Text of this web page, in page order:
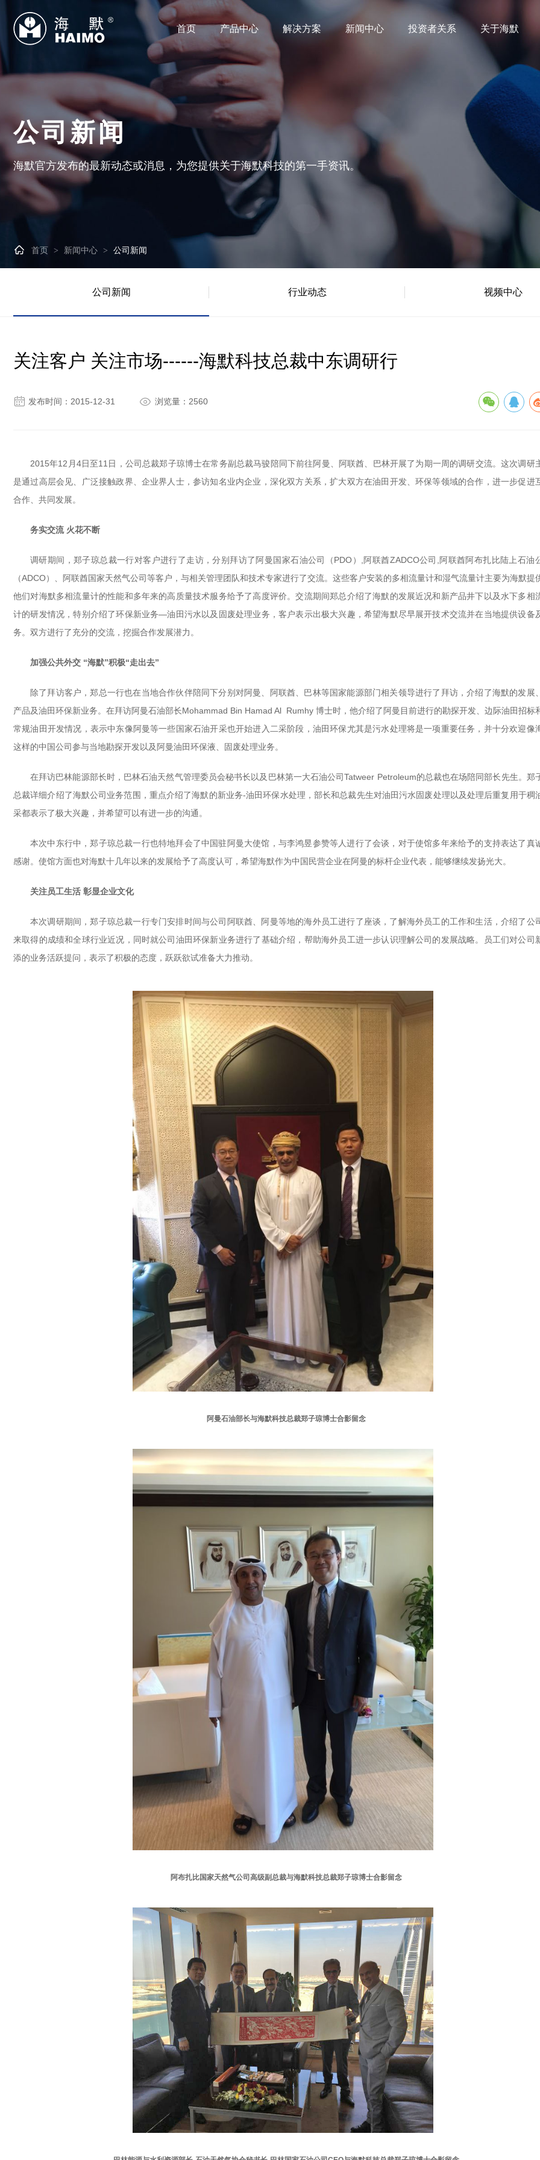
首页 产品中心 解决方案 新闻中心 投资者关系 关于海默
公司新闻
海默官方发布的最新动态或消息，为您提供关于海默科技的第一手资讯。
 首页 > 新闻中心 > 公司新闻
公司新闻 行业动态 视频中心
关注客户 关注市场------海默科技总裁中东调研行
 发布时间：2015-12-31  浏览量：2560
2015年12月4日至11日，公司总裁郑子琼博士在常务副总裁马骏陪同下前往阿曼、阿联酋、巴林开展了为期一周的调研交流。这次调研
是通过高层会见、广泛接触政界、企业界人士，参访知名业内企业，深化双方关系，扩大双方在油田开发、环保等领域的合作，进一步促进
合作、共同发展。
务实交流 火花不断
调研期间，郑子琼总裁一行对客户进行了走访，分别拜访了阿曼国家石油公司（PDO）,阿联酋ZADCO公司,阿联酋阿布扎比陆上石油
（ADCO）、阿联酋国家天然气公司等客户，与相关管理团队和技术专家进行了交流。这些客户安装的多相流量计和湿气流量计主要为海默提
他们对海默多相流量计的性能和多年来的高质量技术服务给予了高度评价。交流期间郑总介绍了海默的发展近况和新产品井下以及水下多相
计的研发情况，特别介绍了环保新业务—油田污水以及固废处理业务，客户表示出极大兴趣，希望海默尽早展开技术交流并在当地提供设备
务。双方进行了充分的交流，挖掘合作发展潜力。
加强公共外交 “海默”积极“走出去”
除了拜访客户，郑总一行也在当地合作伙伴陪同下分别对阿曼、阿联酋、巴林等国家能源部门相关领导进行了拜访，介绍了海默的发展
产品及油田环保新业务。在拜访阿曼石油部长Mohammad Bin Hamad Al Rumhy 博士时，他介绍了阿曼目前进行的勘探开发、边际油田招标
常规油田开发情况，表示中东像阿曼等一些国家石油开采也开始进入二采阶段，油田环保尤其是污水处理将是一项重要任务，并十分欢迎像
这样的中国公司参与当地勘探开发以及阿曼油田环保液、固废处理业务。
在拜访巴林能源部长时，巴林石油天然气管理委员会秘书长以及巴林第一大石油公司Tatweer Petroleum的总裁也在场陪同部长先生。郑
总裁详细介绍了海默公司业务范围，重点介绍了海默的新业务-油田环保水处理，部长和总裁先生对油田污水固废处理以及处理后重复用于稠
采都表示了极大兴趣，并希望可以有进一步的沟通。
本次中东行中，郑子琼总裁一行也特地拜会了中国驻阿曼大使馆，与李鸿昱参赞等人进行了会谈，对于使馆多年来给予的支持表达了真
感谢。使馆方面也对海默十几年以来的发展给予了高度认可，希望海默作为中国民营企业在阿曼的标杆企业代表，能够继续发扬光大。
关注员工生活 彰显企业文化
本次调研期间，郑子琼总裁一行专门安排时间与公司阿联酋、阿曼等地的海外员工进行了座谈，了解海外员工的工作和生活，介绍了公
来取得的成绩和全球行业近况，同时就公司油田环保新业务进行了基础介绍，帮助海外员工进一步认识理解公司的发展战略。员工们对公司
添的业务活跃提问，表示了积极的态度，跃跃欲试准备大力推动。
阿曼石油部长与海默科技总裁郑子琼博士合影留念
阿布扎比国家天然气公司高级副总裁与海默科技总裁郑子琼博士合影留念